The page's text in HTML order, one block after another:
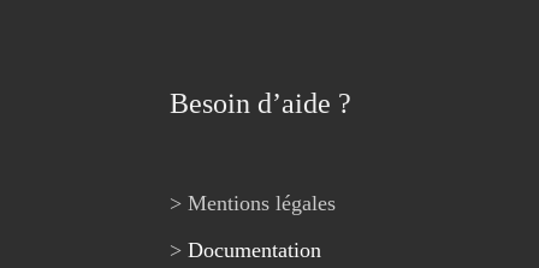
Besoin d’aide ?
> Mentions légales
> Documentation